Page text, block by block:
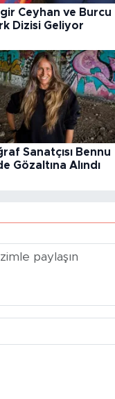
Ceyhan ve Burcu
Dizisi Geliyor
Sanatçısı Bennu
Gözaltına Alındı